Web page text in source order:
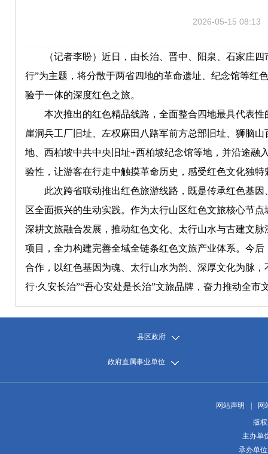
2026-05-15 08:13
（记者李盼）近日，由长治、晋中、阳泉、石家庄四
行”为主题，将分散于两省四地的革命遗址、纪念馆等红
验于一体的深度红色之旅。
本次推出的红色精品线路，全面整合四地最具代表性
崖洞兵工厂旧址、左权麻田八路军前方总部旧址、狮脑
地、西柏坡中共中央旧址+西柏坡纪念馆等地，并沿途融
验性，让游客在行走中触摸革命历史，感受红色文化独特
此次跨省联动推出红色旅游线路，既是传承红色基因
区全面振兴的生动实践。作为太行山区红色文旅核心节
深耕文旅融合发展，推动红色文化、太行山水与古建文
项目，全力构建完善全域全链条红色文旅产业体系。今
合作，以红色基因为魂、太行山水为韵、深厚文化为脉
行·久安长治”“吾心安处是长治”文旅品牌，奋力推动全市
县区政府
政府直属事业单位
网站声明
网
版
主办单
承办单